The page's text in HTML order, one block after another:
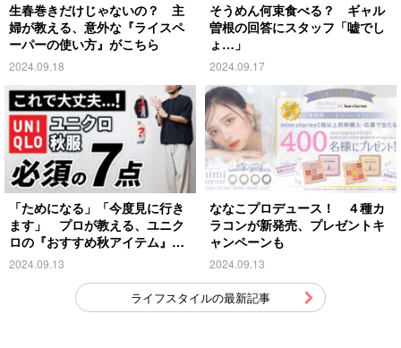
生春巻きだけじゃないの？ 主
婦が教える、意外な『ライスペ
ーパーの使い方』がこちら
2024.09.18
そうめん何束食べる？ ギャル
曽根の回答にスタッフ「嘘でし
ょ…」
2024.09.17
「ためになる」「今度見に行き
ます」 プロが教える、ユニク
ロの『おすすめ秋アイテム』が
こちら
2024.09.13
ななこプロデュース！ ４種カ
ラコンが新発売、プレゼントキ
ャンペーンも
2024.09.13
ライフスタイルの最新記事